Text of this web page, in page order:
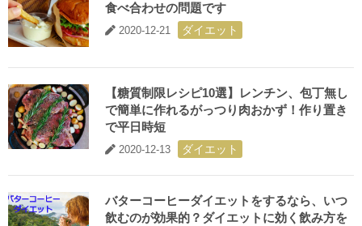
食べ合わせの問題です
2020-12-21 ダイエット
【糖質制限レシピ10選】レンチン、包丁無し
で簡単に作れるがっつり肉おかず！作り置き
で平日時短
2020-12-13 ダイエット
バターコーヒーダイエットをするなら、いつ
飲むのが効果的？ダイエットに効く飲み方を